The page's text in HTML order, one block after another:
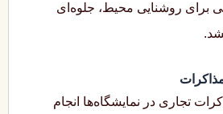
روشنایی محیط، جلوه‌ای
تجاری در نمایشگاه‌ها انجام